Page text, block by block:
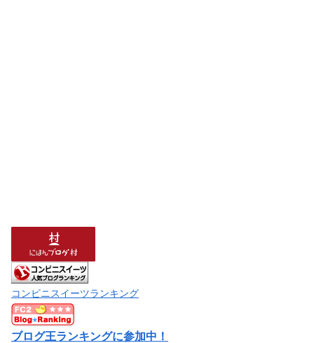
コンビニスイーツランキング
ブログ王ランキングに参加中！